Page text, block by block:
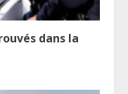
dans la